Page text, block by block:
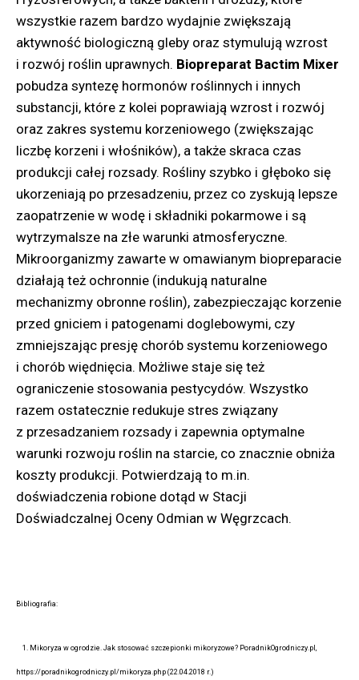
wszystkie razem bardzo wydajnie zwiększają
aktywność biologiczną gleby oraz stymulują wzrost
i rozwój roślin uprawnych. Biopreparat Bactim Mixer
pobudza syntezę hormonów roślinnych i innych
substancji, które z kolei poprawiają wzrost i rozwój
oraz zakres systemu korzeniowego (zwiększając
liczbę korzeni i włośników), a także skraca czas
produkcji całej rozsady. Rośliny szybko i głęboko się
ukorzeniają po przesadzeniu, przez co zyskują lepsze
zaopatrzenie w wodę i składniki pokarmowe i są
wytrzymalsze na złe warunki atmosferyczne.
Mikroorganizmy zawarte w omawianym biopreparacie
działają też ochronnie (indukują naturalne
mechanizmy obronne roślin), zabezpieczając korzenie
przed gniciem i patogenami doglebowymi, czy
zmniejszając presję chorób systemu korzeniowego
i chorób więdnięcia. Możliwe staje się też
ograniczenie stosowania pestycydów. Wszystko
razem ostatecznie redukuje stres związany
z przesadzaniem rozsady i zapewnia optymalne
warunki rozwoju roślin na starcie, co znacznie obniża
koszty produkcji. Potwierdzają to m.in.
doświadczenia robione dotąd w Stacji
Doświadczalnej Oceny Odmian w Węgrzcach.
Bibliografia:
1. Mikoryza w ogrodzie. Jak stosować szczepionki mikoryzowe? PoradnikOgrodniczy.pl,
https://poradnikogrodniczy.pl/mikoryza.php (22.04.2018 r.)